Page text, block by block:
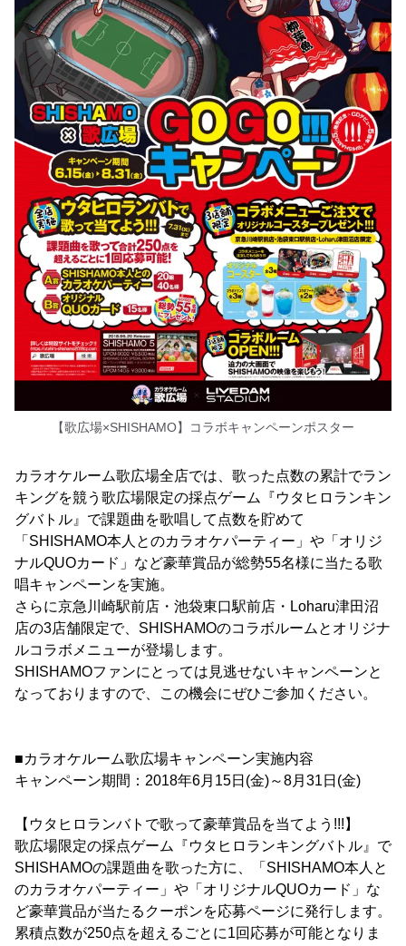
【歌広場×SHISHAMO】コラボキャンペーンポスター
カラオケルーム歌広場全店では、歌った点数の累計でラン
キングを競う歌広場限定の採点ゲーム『ウタヒロランキン
グバトル』で課題曲を歌唱して点数を貯めて
「SHISHAMO本人とのカラオケパーティー」や「オリジ
ナルQUOカード」など豪華賞品が総勢55名様に当たる歌
唱キャンペーンを実施。
さらに京急川崎駅前店・池袋東口駅前店・Loharu津田沼
店の3店舗限定で、SHISHAMOのコラボルームとオリジナ
ルコラボメニューが登場します。
SHISHAMOファンにとっては見逃せないキャンペーンと
なっておりますので、この機会にぜひご参加ください。
■カラオケルーム歌広場キャンペーン実施内容
キャンペーン期間：2018年6月15日(金)～8月31日(金)
【ウタヒロランバトで歌って豪華賞品を当てよう!!!】
歌広場限定の採点ゲーム『ウタヒロランキングバトル』で
SHISHAMOの課題曲を歌った方に、「SHISHAMO本人と
のカラオケパーティー」や「オリジナルQUOカード」な
ど豪華賞品が当たるクーポンを応募ページに発行します。
累積点数が250点を超えるごとに1回応募が可能となりま